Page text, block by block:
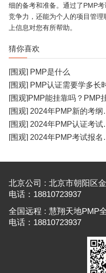
细的备考和准备。通过了PMP
竞争力，还能为个人的项目管
上信息对您有所帮助。
猜你喜欢
[围观] PMP是什么
[围观] PMP认证需要学多长
[围观]
[围观]
[围观]
北京公司 : 北京市朝阳区
电话：18810723937
全国远程 : 慧翔天地PMP
电话：18810723937